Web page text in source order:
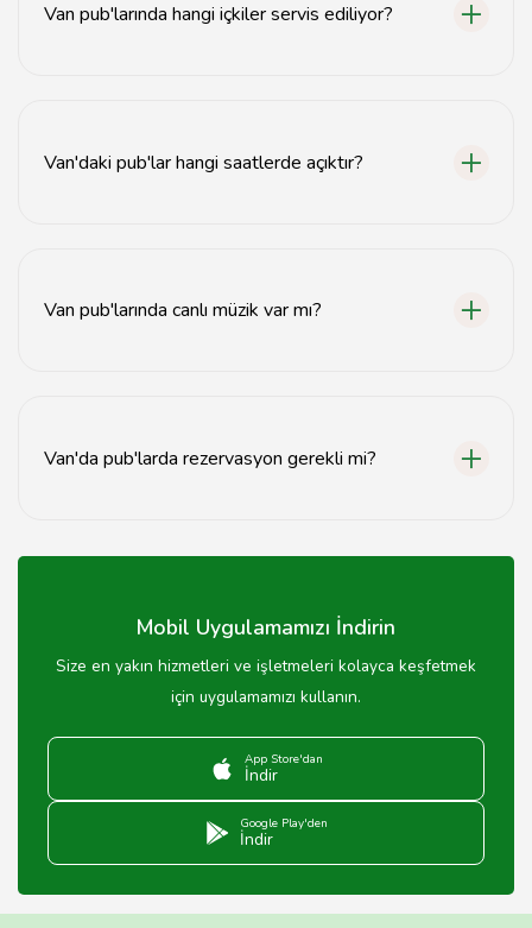
Van pub'larında hangi içkiler servis ediliyor?
Van'daki pub'lar hangi saatlerde açıktır?
Van pub'larında canlı müzik var mı?
Van'da pub'larda rezervasyon gerekli mi?
genellikle rezervasyonsuz da giriş yapılabilir.
Mobil Uygulamamızı İndirin
Size en yakın hizmetleri ve işletmeleri kolayca keşfetmek
için uygulamamızı kullanın.
App Store'dan
İndir
Google Play'den
İndir